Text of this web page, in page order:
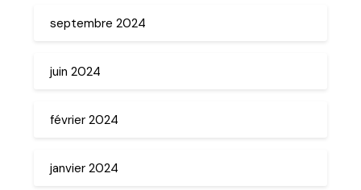
septembre 2024
juin 2024
février 2024
janvier 2024